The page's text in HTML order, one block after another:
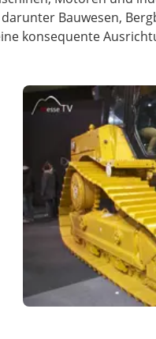
Bauwesen,
konsequente